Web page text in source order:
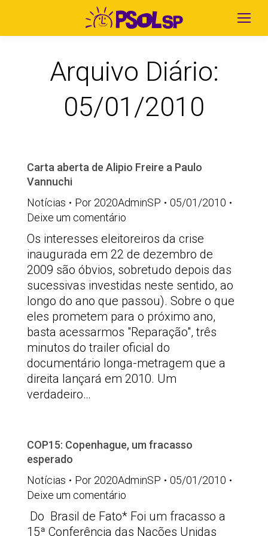
Arquivo Diário:
05/01/2010
Carta aberta de Alipio Freire a Paulo
Vannuchi
Notícias
Por 2020AdminSP
05/01/2010
Deixe um comentário
Os interesses eleitoreiros da crise
inaugurada em 22 de dezembro de
2009 são óbvios, sobretudo depois das
sucessivas investidas neste sentido, ao
longo do ano que passou). Sobre o que
eles prometem para o próximo ano,
basta acessarmos "Reparação", três
minutos do trailer oficial do
documentário longa-metragem que a
direita lançará em 2010. Um
verdadeiro…
COP15: Copenhague, um fracasso
esperado
Notícias
Por 2020AdminSP
05/01/2010
Deixe um comentário
Do Brasil de Fato* Foi um fracasso a
15ª Conferência das Nações Unidas